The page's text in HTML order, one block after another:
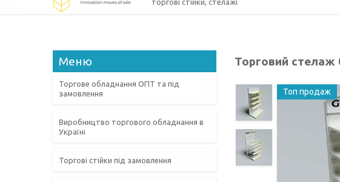
Торговий стелаж
Топ продаж
Торгове обладнання ОПТ та під
замовлення
Виробництво торгового обладнання в
Україні
Торгові стійки під замовлення